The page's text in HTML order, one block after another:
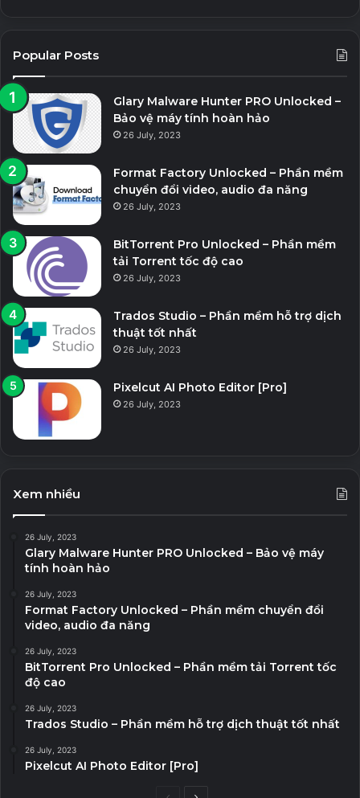
Popular Posts
Glary Malware Hunter PRO Unlocked –
Bảo vệ máy tính hoàn hảo
26 July, 2023
Format Factory Unlocked – Phần mềm
chuyển đổi video, audio đa năng
26 July, 2023
BitTorrent Pro Unlocked – Phần mềm
tải Torrent tốc độ cao
26 July, 2023
Trados Studio – Phần mềm hỗ trợ dịch
thuật tốt nhất
26 July, 2023
Pixelcut AI Photo Editor [Pro]
26 July, 2023
Xem nhiều
26 July, 2023
Glary Malware Hunter PRO Unlocked – Bảo vệ máy
tính hoàn hảo
26 July, 2023
Format Factory Unlocked – Phần mềm chuyển đổi
video, audio đa năng
26 July, 2023
BitTorrent Pro Unlocked – Phần mềm tải Torrent tốc
độ cao
26 July, 2023
Trados Studio – Phần mềm hỗ trợ dịch thuật tốt nhất
26 July, 2023
Pixelcut AI Photo Editor [Pro]